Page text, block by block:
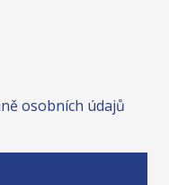
osobních údajů